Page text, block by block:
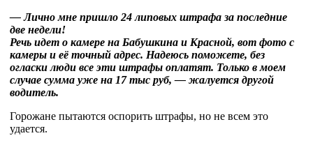
— Лично мне пришло 24 липовых штрафа за последние
две недели!
Речь идет о камере на Бабушкина и Красной, вот фото с
камеры и её точный адрес. Надеюсь поможете, без
огласки люди все эти штрафы оплатят. Только в моем
случае сумма уже на 17 тыс руб, — жалуется другой
водитель.
Горожане пытаются оспорить штрафы, но не всем это
удается.